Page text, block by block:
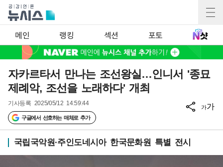
메인 랭킹 섹션 포토
자카르타서 만나는 조선왕실…인니서 '종묘
제례악, 조선을 노래하다' 개최
기사등록 2025/05/12 14:59:44
구글에서 선호하는 매체로 추가
가가
국립국악원·주인도네시아 한국문화원 특별 전시